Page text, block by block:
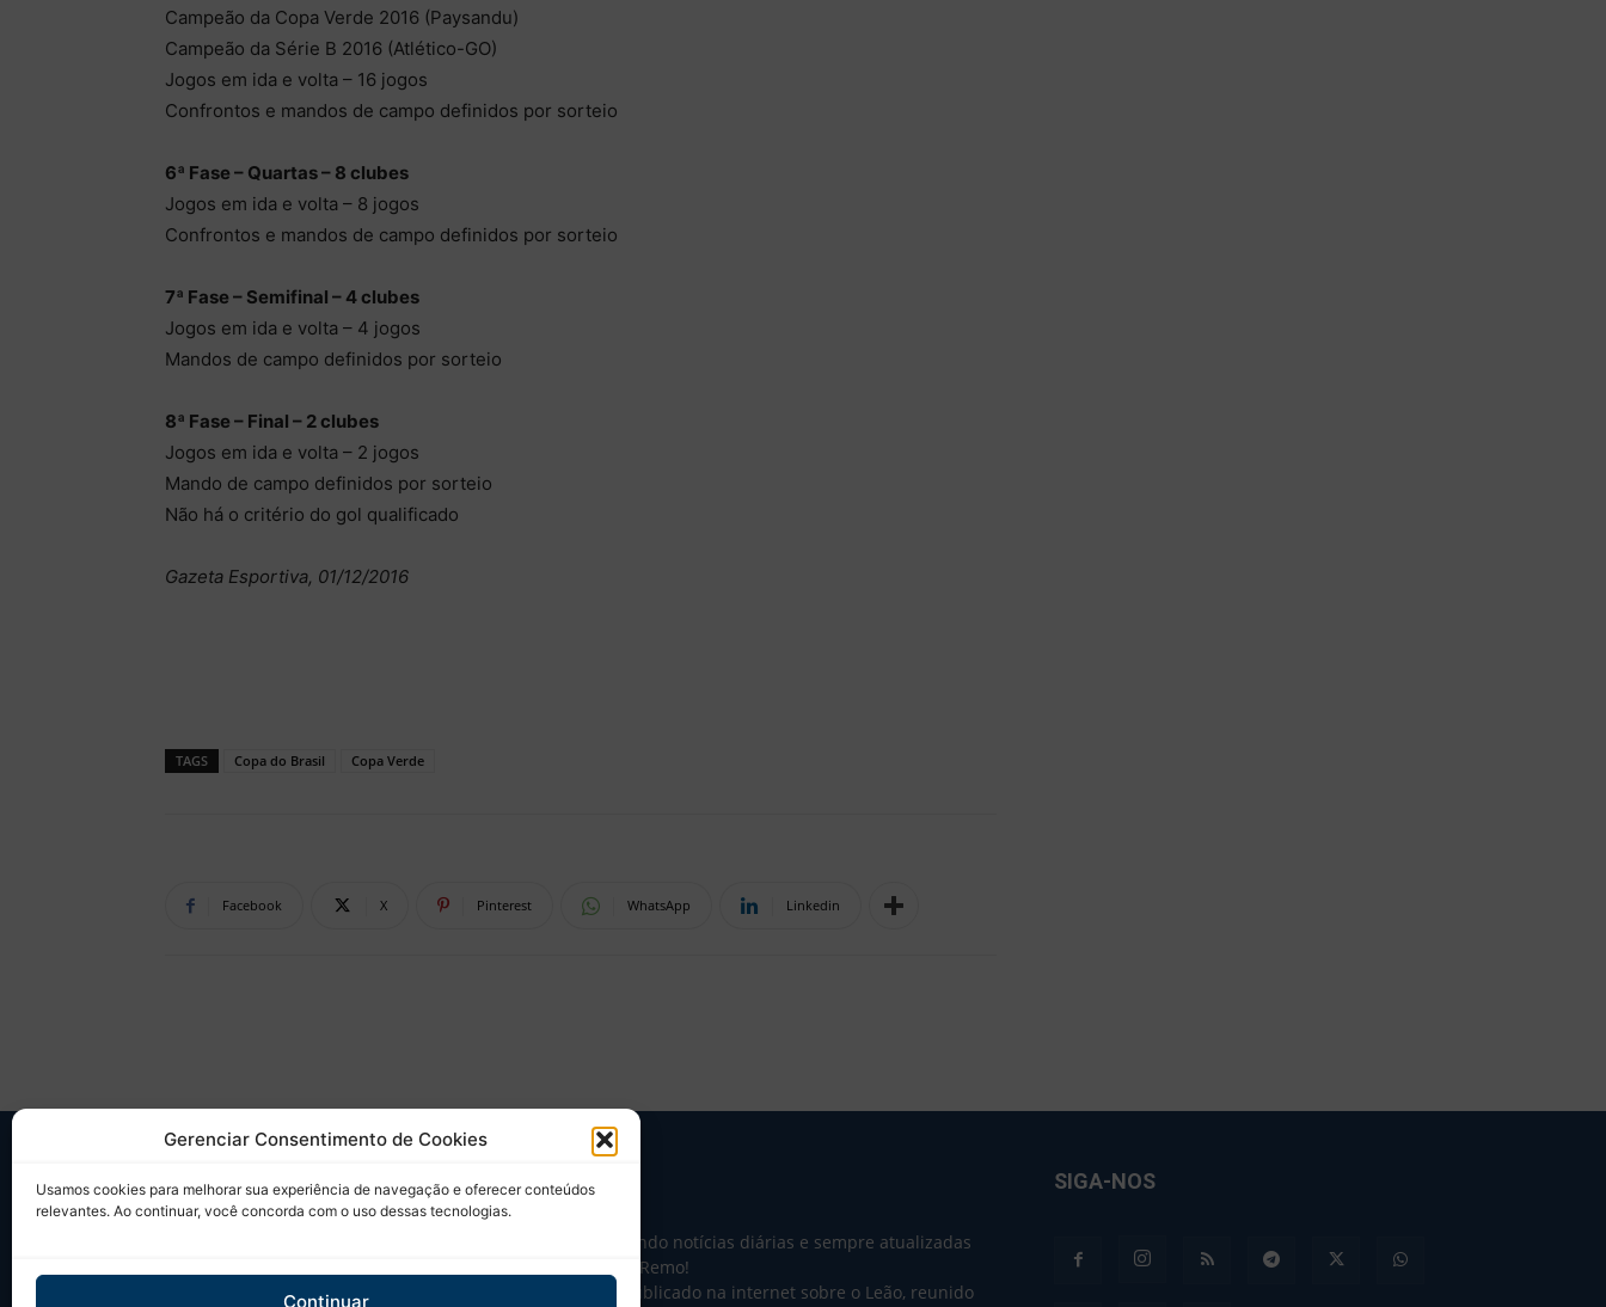
Gerenciar Consentimento de Cookies
Usamos cookies para melhorar sua experiência de navegação e oferecer conteúdos
relevantes. Ao continuar, você concorda com o uso dessas tecnologias.
Continuar
Campeão da Copa Verde 2016 (Paysandu)
Campeão da Série B 2016 (Atlético-GO)
Jogos em ida e volta – 16 jogos
Confrontos e mandos de campo definidos por sorteio
6ª Fase – Quartas – 8 clubes
Jogos em ida e volta – 8 jogos
Confrontos e mandos de campo definidos por sorteio
7ª Fase – Semifinal – 4 clubes
Jogos em ida e volta – 4 jogos
Mandos de campo definidos por sorteio
8ª Fase – Final – 2 clubes
Jogos em ida e volta – 2 jogos
Mando de campo definidos por sorteio
Não há o critério do gol qualificado
Gazeta Esportiva, 01/12/2016
TAGS Copa do Brasil Copa Verde
Facebook X Pinterest WhatsApp Linkedin
SOBRE NÓS
Desde 2004 trazendo notícias diárias e sempre atualizadas
sobre o Clube do Remo!
Tudo o que sai publicado na internet sobre o Leão, reunido
SIGA-NOS